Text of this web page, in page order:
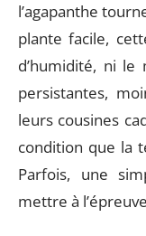
l’agapanthe
plante facile,
d’humidité, ni
persistantes,
leurs cousines
condition que la
Parfois, une
mettre à